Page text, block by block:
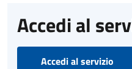
Accedi al
Accedi al servizio